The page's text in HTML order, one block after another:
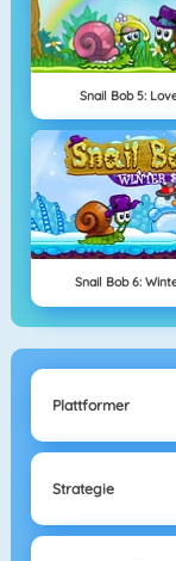
Snail Bob 5:
Snail Bob 6:
Plattformer
Strategie